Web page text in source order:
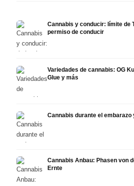
Cannabis y conducir: límite de
permiso de conducir
Variedades de cannabis: OG
Glue y más
Cannabis durante el
Cannabis Anbau: Phasen von
Ernte